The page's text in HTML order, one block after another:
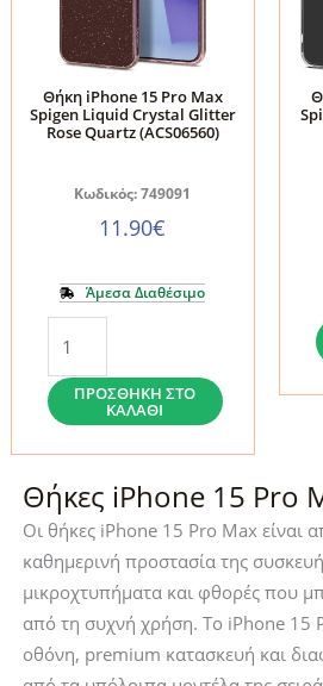
Matte
Black
(ACS06449)
ποσότητα
Θήκη iPhone 15 Pro Max
Spigen Liquid Crystal Glitter
Rose Quartz (ACS06560)
Κωδικός: 749091
11.90€
Άμεσα Διαθέσιμο
iPhone
15
Pro
Max
Spigen
Liquid
Crystal
Glitter
Rose
Quartz
(ACS06560)
ΠΡΟΣΘΉΚΗ ΣΤΟ
ΚΑΛΆΘΙ
Θήκες iPhone 15 Pro
Οι θήκες iPhone 15 Pro Max είναι
καθημερινή προστασία της
μικροχτυπήματα και φθορές που
από τη συχνή χρήση. Το iPhone 15
οθόνη, premium κατασκευή και